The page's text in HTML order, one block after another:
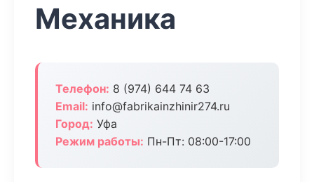
Механика
Телефон: 8 (974) 644 74 63
Email: info@fabrikainzhinir274.ru
Город: Уфа
Режим работы: Пн-Пт: 08:00-17:00